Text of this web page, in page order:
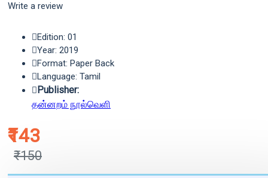
Write a review
₹143
₹150
Edition: 01
Year: 2019
Format: Paper Back
Language: Tamil
Publisher:
தன்னறம் நூல்வெளி